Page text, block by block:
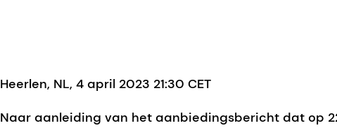
Heerlen, NL, 4 april 2023 21:30 CET
Naar aanleiding van het aanbiedingsbericht dat op